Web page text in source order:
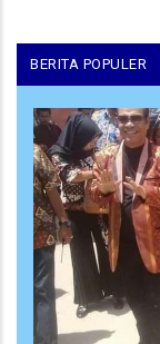
BERITA POPULER